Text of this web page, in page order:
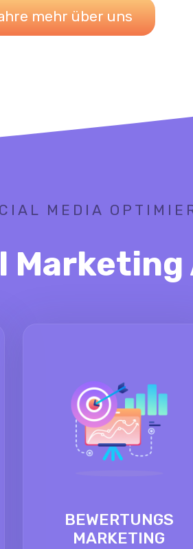
mehr über uns
MEDIA
BEWERTUNGS
MARKETING